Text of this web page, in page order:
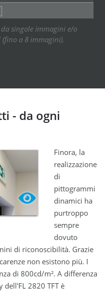
singole immagini e/o
a 8 immagini).
- da ogni
Finora, la
realizzazione
di
pittogrammi
dinamici ha
purtroppo
sempre
dovuto
di riconoscibilità. Grazie
non esistono più. I
di 800cd/m². A differenza
2820 TFT è